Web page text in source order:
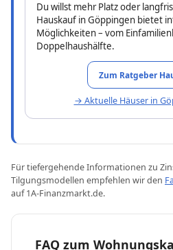
Du willst mehr Platz oder
Hauskauf in Göppingen bietet
Möglichkeiten – vom
Doppelhaushälfte.
Zum Ratgeber
→ Aktuelle Häuser in
Für tiefergehende Informationen zu
Tilgungsmodellen empfehlen wir den
auf 1A-Finanzmarkt.de.
FAQ zum